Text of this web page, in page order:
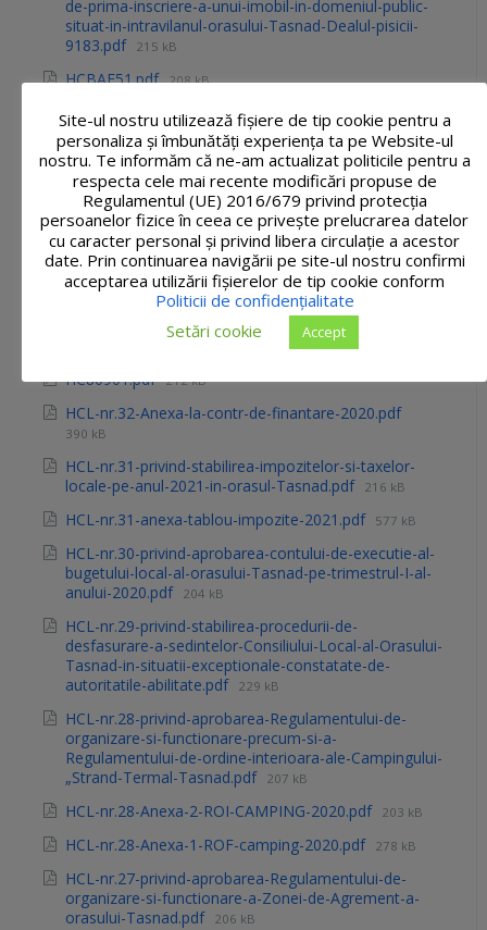
de-prima-inscriere-a-unui-imobil-in-domeniul-public-
situat-in-intravilanul-orasului-Tasnad-Dealul-pisicii-
9183.pdf 215 kB
HCBAF51.pdf 208 kB
HCAD4B1.pdf 212 kB
HCL-nr.33-privind-aprobarea-finantarii-Asociatiei-
Sportive-Unirea-08-Tasnad-cu-suma-de-20000-de-lei-
din-bugetul-local-al-orasului-Tasnad-pe-anul-2020.pdf
211 kB
HCL-nr.33-Anexa-la-contractul-de-finantare-AS.pdf
386 kB
HCL-nr.33-anexa-contract-finantare-AS-08-
noiembrie.pdf
HCL-nr.32-anexa-anexa-la-contract.pdf 386 kB
HC80901.pdf 212 kB
HCL-nr.32-Anexa-la-contr-de-finantare-2020.pdf
390 kB
HCL-nr.31-privind-stabilirea-impozitelor-si-taxelor-
locale-pe-anul-2021-in-orasul-Tasnad.pdf 216 kB
HCL-nr.31-anexa-tablou-impozite-2021.pdf 577 kB
HCL-nr.30-privind-aprobarea-contului-de-executie-al-
bugetului-local-al-orasului-Tasnad-pe-trimestrul-I-al-
anului-2020.pdf 204 kB
HCL-nr.29-privind-stabilirea-procedurii-de-
desfasurare-a-sedintelor-Consiliului-Local-al-Orasului-
Tasnad-in-situatii-exceptionale-constatate-de-
autoritatile-abilitate.pdf 229 kB
HCL-nr.28-privind-aprobarea-Regulamentului-de-
organizare-si-functionare-precum-si-a-
Regulamentului-de-ordine-interioara-ale-Campingului-
„Strand-Termal-Tasnad.pdf 207 kB
HCL-nr.28-Anexa-2-ROI-CAMPING-2020.pdf 203 kB
HCL-nr.28-Anexa-1-ROF-camping-2020.pdf 278 kB
HCL-nr.27-privind-aprobarea-Regulamentului-de-
organizare-si-functionare-a-Zonei-de-Agrement-a-
orasului-Tasnad.pdf 206 kB
Site-ul nostru utilizează fişiere de tip cookie pentru a
personaliza și îmbunătăți experiența ta pe Website-ul
nostru. Te informăm că ne-am actualizat politicile pentru a
respecta cele mai recente modificări propuse de
Regulamentul (UE) 2016/679 privind protecția
persoanelor fizice în ceea ce privește prelucrarea datelor
cu caracter personal și privind libera circulație a acestor
date. Prin continuarea navigării pe site-ul nostru confirmi
acceptarea utilizării fişierelor de tip cookie conform
Politicii de confidențialitate
Setări cookie
Accept